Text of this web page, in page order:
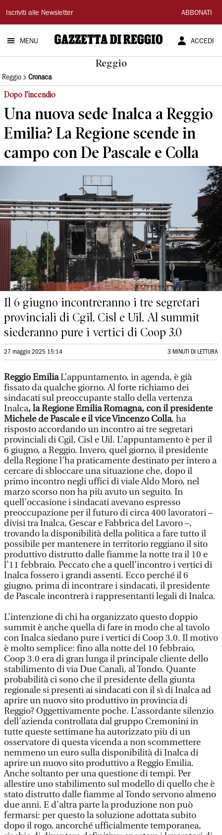
Gazzetta
di
Reggio
Iscriviti alle Newsletter ABBONATI
MENU ACCEDI
Reggio
Reggio Cronaca
Dopo l’incendio
Una nuova sede Inalca a Reggio
Emilia? La Regione scende in
campo con De Pascale e Colla
Il 6 giugno incontreranno i tre segretari
provinciali di Cgil, Cisl e Uil. Al summit
siederanno pure i vertici di Coop 3.0
27 maggio 2025 15:14 3 MINUTI DI LETTURA
Reggio EmiliaL’appuntamento, in agenda, è già
fissato da qualche giorno. Al forte richiamo dei
sindacati sul preoccupante stallo della vertenza
Inalca, la Regione Emilia Romagna, con il presidente
Michele de Pascale e il vice Vincenzo Colla, ha
risposto accordando un incontro ai tre segretari
provinciali di Cgil, Cisl e Uil. L’appuntamento è per il
6 giugno, a Reggio. Invero, quel giorno, il presidente
della Regione l’ha praticamente destinato per intero a
cercare di sbloccare una situazione che, dopo il
primo incontro negli uffici di viale Aldo Moro, nel
marzo scorso non ha più avuto un seguito. In
quell’occasione i sindacati avevano espresso
preoccupazione per il futuro di circa 400 lavoratori –
divisi tra Inalca, Gescar e Fabbrica del Lavoro –,
trovando la disponibilità della politica a fare tutto il
possibile per mantenere in territorio reggiano il sito
produttivo distrutto dalle fiamme la notte tra il 10 e
l’11 febbraio. Peccato che a quell’incontro i vertici di
Inalca fossero i grandi assenti. Ecco perché il 6
giugno, prima di incontrare i sindacati, il presidente
de Pascale incontrerà i rappresentanti legali di Inalca.
L’intenzione di chi ha organizzato questo doppio
summit è anche quella di fare in modo che al tavolo
con Inalca siedano pure i vertici di Coop 3.0. Il motivo
è molto semplice: fino alla notte del 10 febbraio,
Coop 3.0 era di gran lunga il principale cliente dello
stabilimento di via Due Canali, al Tondo. Quante
probabilità ci sono che il presidente della giunta
regionale si presenti ai sindacati con il sì di Inalca ad
aprire un nuovo sito produttivo in provincia di
Reggio? Oggettivamente poche. L’assordante silenzio
dell’azienda controllata dal gruppo Cremonini in
tutte queste settimane ha autorizzato più di un
osservatore di questa vicenda a non scommettere
nemmeno un euro sulla disponibilità di Inalca di
aprire un nuovo sito produttivo a Reggio Emilia.
Anche soltanto per una questione di tempi. Per
allestire uno stabilimento sul modello di quello che è
stato distrutto dalle fiamme al Tondo servono almeno
due anni. E d’altra parte la produzione non può
fermarsi: per questo la soluzione adottata subito
dopo il rogo, ancorché ufficialmente temporanea,